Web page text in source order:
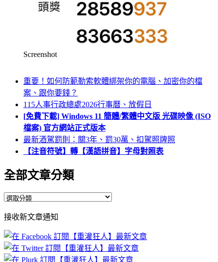
Screenshot
重要！如何防範勒索軟體綁架你的電腦、加密你的檔
案、跟你要錢？
115人事行政總處2026行事曆、放假日
[免費下載] Windows 11 簡體/繁體中文版 光碟映像 (ISO
檔案) 官方網站正式版本
最新酒駕罰則：關3年、罰30萬、扣駕照牌照
【注音符號】轉【漢語拼音】字母對照表
全部文章分類
全
文
章
分
類
接收新文章通知